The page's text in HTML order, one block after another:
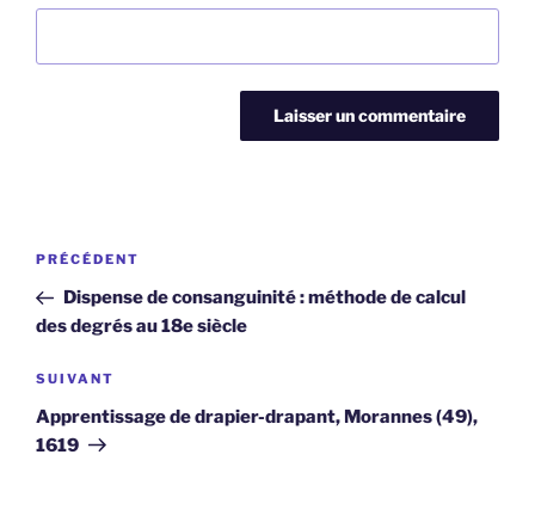
Navigation
l’article
Article
précédent
PRÉCÉDENT
Dispense de consanguinité : méthode de calcul
des degrés au 18e siècle
Article
suivant
SUIVANT
Apprentissage de drapier-drapant, Morannes (49),
1619